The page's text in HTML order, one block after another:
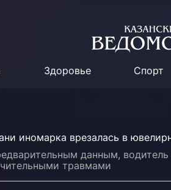
Здоровье Спорт
иномарка врезалась в
данным, водитель
травмами